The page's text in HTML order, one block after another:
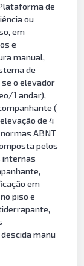
de
ou
em
e
manual,
de
o elevador
1 andar),
(
de 4
ABNT
pelos
internas
em
piso e
manu